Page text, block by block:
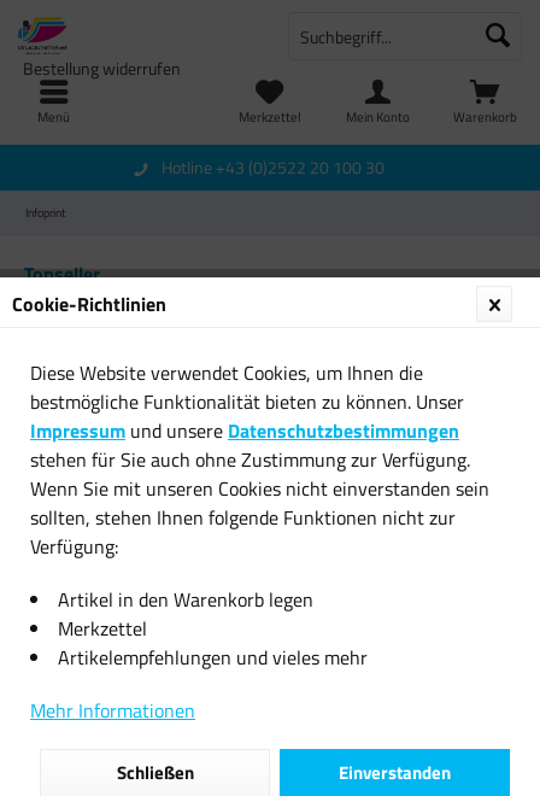
Menü Warenkorb
Merkzettel
Bestellung widerrufen
Mein Konto
Hotline +43 (0)2522 20 100 30
Infoprint
Topseller
Original IBM Fotoleiter
39V3207 für Infoprint...
16,12 € *
Filtern
Cookie-Richtlinien
Diese Website verwendet Cookies, um Ihnen die
bestmögliche Funktionalität bieten zu können. Unser
Impressum und unsere Datenschutzbestimmungen
stehen für Sie auch ohne Zustimmung zur Verfügung.
Wenn Sie mit unseren Cookies nicht einverstanden sein
sollten, stehen Ihnen folgende Funktionen nicht zur
Verfügung:
Artikel in den Warenkorb legen
Merkzettel
Artikelempfehlungen und vieles mehr
Mehr Informationen
Einverstanden
Schließen